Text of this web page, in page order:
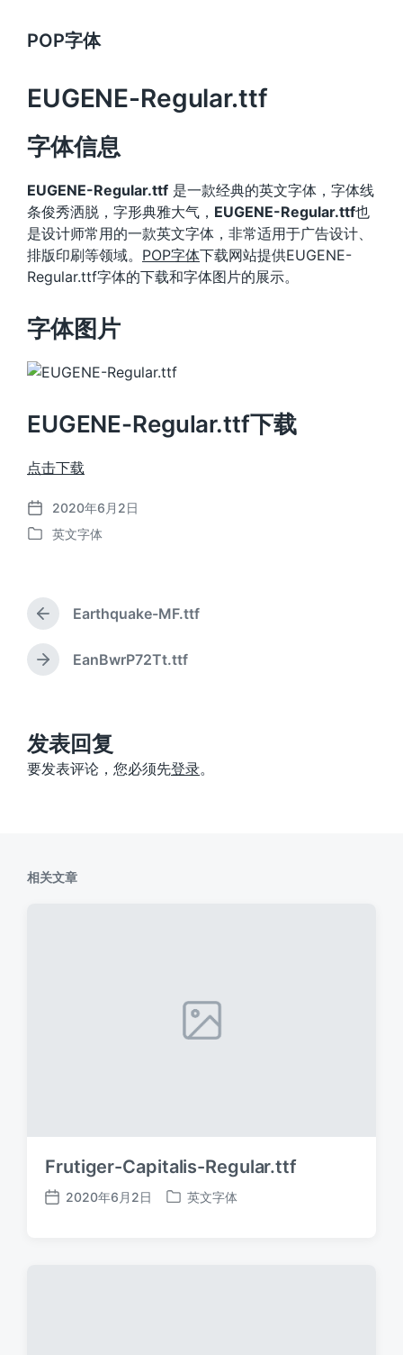
POP字体
EUGENE-Regular.ttf
字体信息
EUGENE-Regular.ttf 是一款经典的英文字体，字体线
条俊秀洒脱，字形典雅大气， EUGENE-Regular.ttf也
是设计师常用的一款英文字体，非常适用于广告设计、
排版印刷等领域。 POP字体下载网站提供EUGENE-
Regular.ttf字体的下载和字体图片的展示。
字体图片
EUGENE-Regular.ttf下载
点击下载
发
布
2020年6月2日
发
英文字体
上
篇
文
章
Earthquake-MF.ttf
下
：
EanBwrP72Tt.ttf
发表回复
要发表评论，您必须先登录。
相关文章
Frutiger-Capitalis-Regular.ttf
发
2020年6月2日
发
英文字体